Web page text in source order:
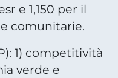
e 1,150 per il
comunitarie.
1) competitività
verde e